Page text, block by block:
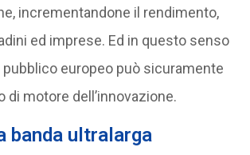
incrementandone il rendimento,
ed imprese. Ed in questo senso
europeo può sicuramente
di motore dell’innovazione.
banda ultralarga